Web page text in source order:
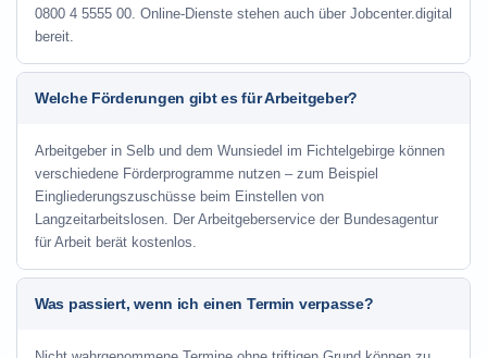
0800 4 5555 00. Online-Dienste stehen auch über Jobcenter.digital
bereit.
Welche Förderungen gibt es für Arbeitgeber?
Arbeitgeber in Selb und dem Wunsiedel im Fichtelgebirge können
verschiedene Förderprogramme nutzen – zum Beispiel
Eingliederungszuschüsse beim Einstellen von
Langzeitarbeitslosen. Der Arbeitgeberservice der Bundesagentur
für Arbeit berät kostenlos.
Was passiert, wenn ich einen Termin verpasse?